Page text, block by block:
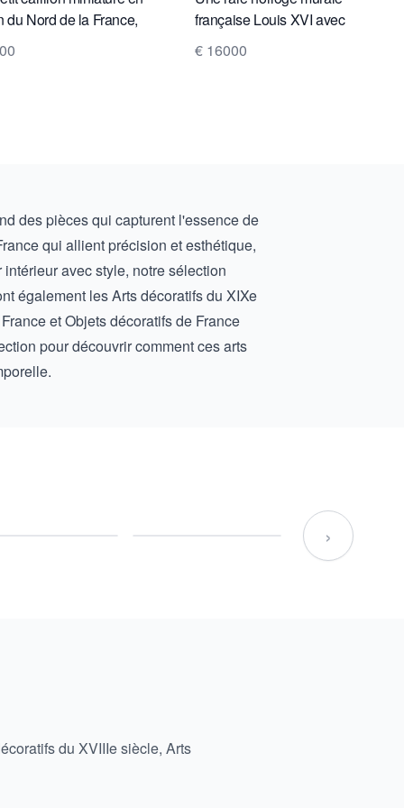
du Nord de la France,
française Louis XVI avec
répétition des quarts,
Lepaute, vers 1783.
€ 16000
des pièces qui capturent l'essence de
qui allient précision et esthétique,
avec style, notre sélection
également lesArts décoratifs du XIXe
etObjets décoratifs de France
pour découvrir comment ces arts
›
du XVIIIe siècle, Arts